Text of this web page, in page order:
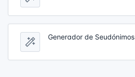
Generador de Seudónimos